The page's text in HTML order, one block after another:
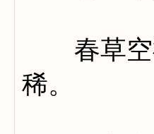
春草空
稀。